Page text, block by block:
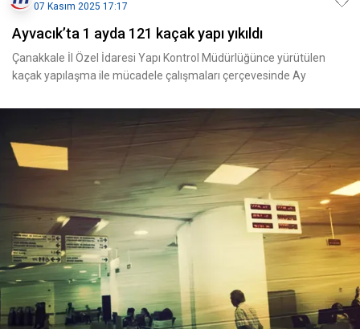
07 Kasım 2025 17:17
Ayvacık’ta 1 ayda 121 kaçak yapı yıkıldı
Çanakkale İl Özel İdaresi Yapı Kontrol Müdürlüğünce yürütülen
kaçak yapılaşma ile mücadele çalışmaları çerçevesinde Ay